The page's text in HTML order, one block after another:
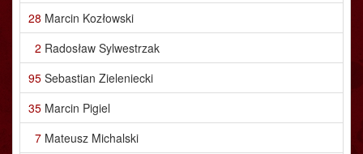
28 Marcin Kozłowski
2 Radosław Sylwestrzak
95 Sebastian Zieleniecki
35 Marcin Pigiel
7 Mateusz Michalski